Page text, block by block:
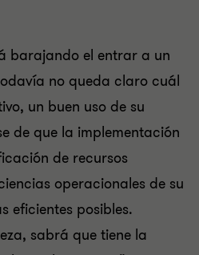
barajando el entrar a un
no queda claro cuál
un buen uso de su
de que la implementación
de recursos
operacionales de su
eficientes posibles.
sabrá que tiene la